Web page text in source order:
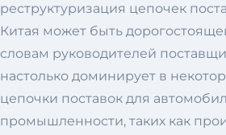
реструктуризация цепочек
Китая может быть
словам руководителей
настолько доминирует в
цепочки поставок для
промышленности, таких как